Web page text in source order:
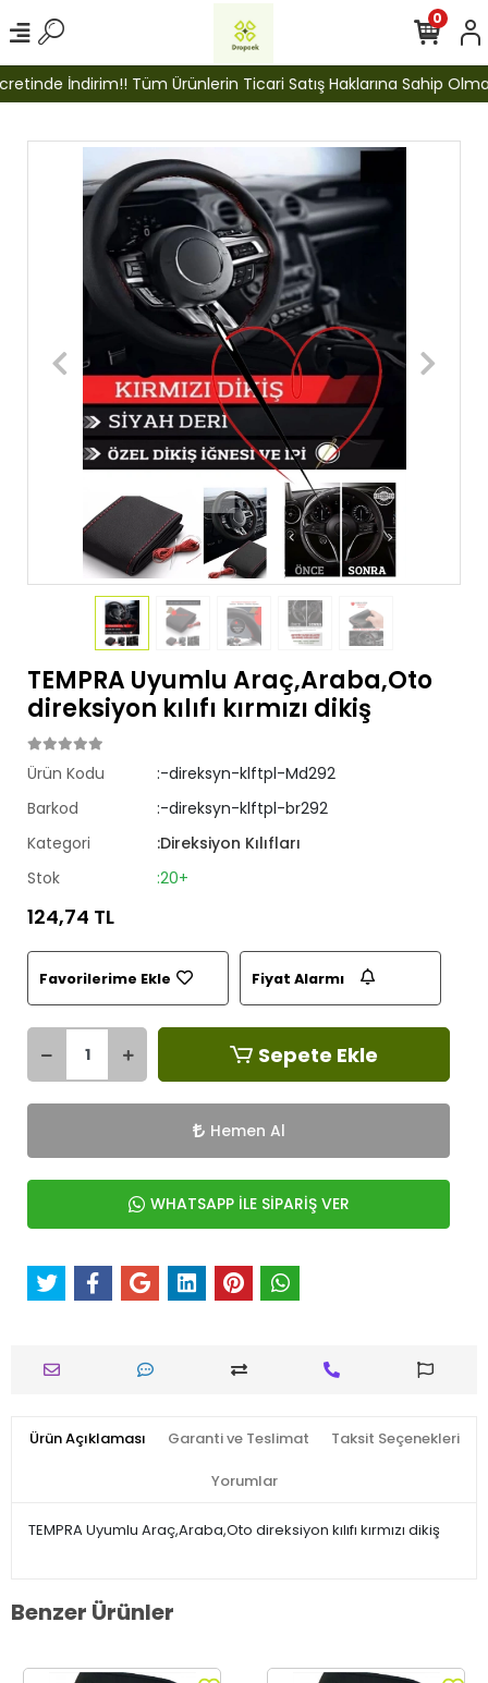
İndirim!! Tüm Ürünlerin Ticari Satış Haklarına Sahip
0
TEMPRA Uyumlu Araç,Araba,Oto
direksiyon kılıfı kırmızı dikiş
Ürün Kodu
:-direksyn-klftpl-Md292
Barkod
:-direksyn-klftpl-br292
Kategori
:Direksiyon Kılıfları
Stok
:20+
124,74 TL
Favorilerime Ekle Fiyat Alarmı
Sepete Ekle
Hemen Al
WHATSAPP İLE SİPARİŞ VER
Ürün Açıklaması Garanti ve Teslimat Taksit Seçenekleri
Yorumlar
TEMPRA Uyumlu Araç,Araba,Oto direksiyon kılıfı kırmızı dikiş
Benzer Ürünler